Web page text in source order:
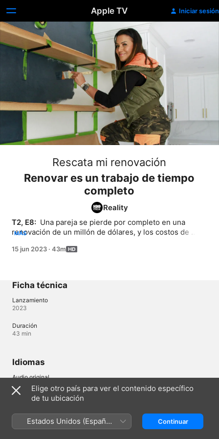
Apple TV Iniciar sesión
Rescata mi renovación
Renovar es un trabajo de tiempo
completo
Reality
T2, E8: Una pareja se pierde por completo en una
renovación de un millón de dólares, y los costos de
interviene para ayudarlos, pero tienen un problema no
MÁS
15 jun 2023 · 43m
Ficha técnica
Lanzamiento
2023
Duración
43 min
Idiomas
Audio original
Inglés
Nicaragua (Español) English (UK)
Elige otro país para ver el contenido específico
de tu ubicación
Estados Unidos (Español
México)
Continuar